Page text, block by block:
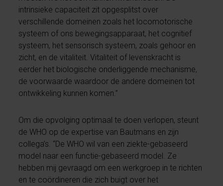
intrinsieke capaciteit zit opgesplitst over
verschillende domeinen zoals het locomotorische
systeem of ons bewegingsapparaat, het cognitief
systeem, het sensorisch systeem, zoals gehoor en
zicht, en de vitaliteit. Vitaliteit of levenskracht is
eerder het biologische onderliggende mechanisme,
de voorwaarde waardoor de andere domeinen tot
ontwikkeling kunnen komen.”
Om die opvolging optimaal te doen verlopen, steunt
de WHO op de expertise van Bautmans en zijn
collega’s. “De WHO wil van een ziekte-gebaseerd
model naar een functie-gebaseerd model. Ze
hebben mij gevraagd om een werkgroep in te richten
en te coördineren die zich buigt over het